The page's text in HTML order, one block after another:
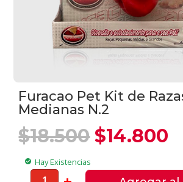
Furacao Pet Kit de
Medianas N.2
$18.500 El
precio
era:
$14.800
check_circle Hay Existencias
Furacao